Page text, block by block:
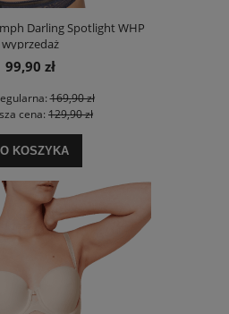
Darling Spotlight WHP
wyprzedaż
99,90 zł
169,90 zł
cena: 129,90 zł
KOSZYKA